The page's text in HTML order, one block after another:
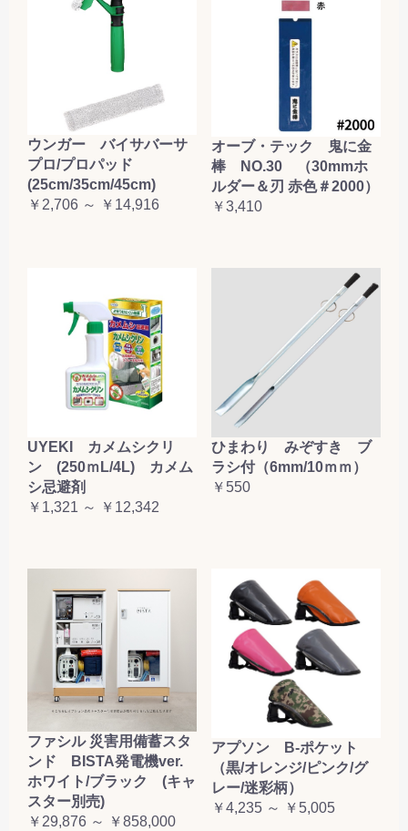
お買い物を続ける カートへ進む
ウンガー バイサバーサ
プロ/プロパッド
(25cm/35cm/45cm)
￥2,706 ～ ￥14,916
オーブ・テック 鬼に金
棒 NO.30 （30mmホ
ルダー＆刃 赤色＃2000）
￥3,410
UYEKI カメムシクリ
ン (250ｍL/4L) カメム
シ忌避剤
￥1,321 ～ ￥12,342
ひまわり みぞすき ブ
ラシ付（6mm/10ｍｍ）
￥550
ファシル 災害用備蓄スタ
ンド BISTA発電機ver.
ホワイト/ブラック (キャ
スター別売)
￥29,876 ～ ￥858,000
アプソン B-ポケット
（黒/オレンジ/ピンク/グ
レー/迷彩柄）
￥4,235 ～ ￥5,005